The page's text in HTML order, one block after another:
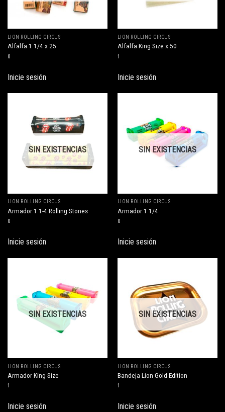
LION ROLLING CIRCUS
Alfalfa 1 1/4 x 25
0
Inicie sesión
LION ROLLING CIRCUS
Alfalfa King Size x 50
1
Inicie sesión
SIN EXISTENCIAS
LION ROLLING CIRCUS
Armador 1 1-4 Rolling Stones
0
Inicie sesión
SIN EXISTENCIAS
LION ROLLING CIRCUS
Armador 1 1/4
0
Inicie sesión
SIN EXISTENCIAS
LION ROLLING CIRCUS
Armador King Size
1
Inicie sesión
SIN EXISTENCIAS
LION ROLLING CIRCUS
Bandeja Lion Gold Edition
1
Inicie sesión